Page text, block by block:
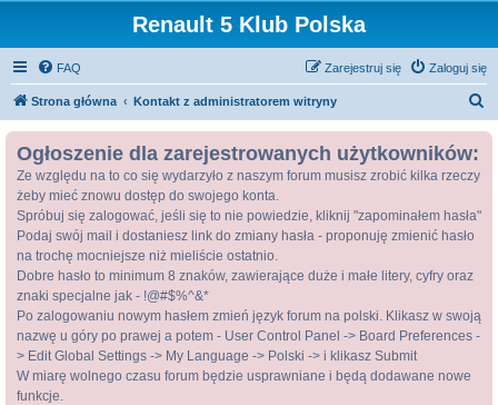
Renault 5 Klub Polska
FAQ Zaloguj się
Zarejestruj się
Strona główna Kontakt z administratorem witryny
Ogłoszenie dla zarejestrowanych użytkowników:
Ze względu na to co się wydarzyło z naszym forum musisz zrobić kilka rzeczy
żeby mieć znowu dostęp do swojego konta.
Spróbuj się zalogować, jeśli się to nie powiedzie, kliknij "zapominałem hasła"
Podaj swój mail i dostaniesz link do zmiany hasła - proponuję zmienić hasło
na trochę mocniejsze niż mieliście ostatnio.
Dobre hasło to minimum 8 znaków, zawierające duże i małe litery, cyfry oraz
znaki specjalne jak - !@#$%^&*
Po zalogowaniu nowym hasłem zmień język forum na polski. Klikasz w swoją
nazwę u góry po prawej a potem - User Control Panel -> Board Preferences -
> Edit Global Settings -> My Language -> Polski -> i klikasz Submit
W miarę wolnego czasu forum będzie usprawniane i będą dodawane nowe
funkcje.